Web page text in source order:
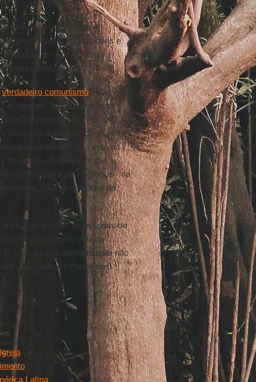
eram unidos/as e
propriedades e seus bens e
de cada um/uma
cada um/uma)” (At 2,44-45).
verdadeiro comunismo? Não está
- nos libertarmos
do imperialismo, do
vezes de maneira inconsciente -
justificar? Não está na
inclusive eclesiástico, que
está na hora de exigirmos - na
não só conjunturais,
as a todas as pessoas de
o projeto de vida do
? O processo de socializaçãonão
mais radical? Pensemos!
Latina